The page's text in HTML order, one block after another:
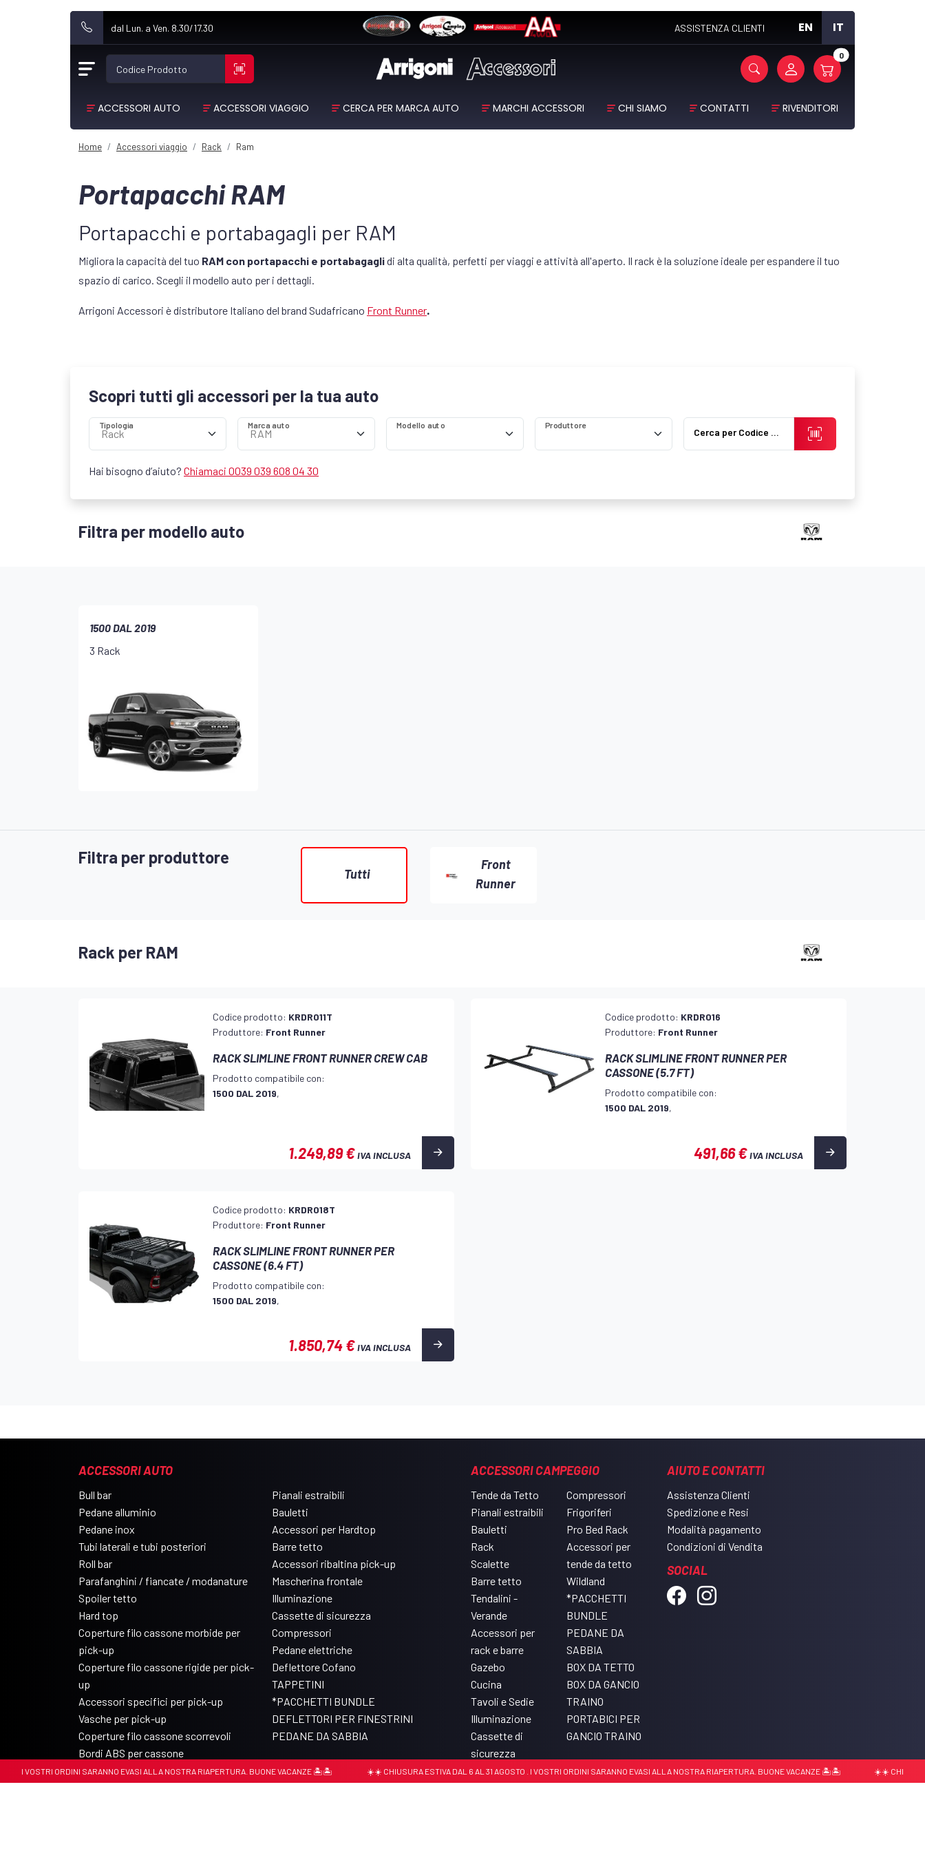
dal Lun. a Ven. 8.30/17.30 ASSISTENZA CLIENTI EN IT
Codice Prodotto
0
ACCESSORI AUTO ACCESSORI VIAGGIO CERCA PER MARCA AUTO MARCHI ACCESSORI CHI SIAMO CONTATTI RIVENDITORI
Home Accessori viaggio Rack Ram
Portapacchi RAM
Portapacchi e portabagagli per RAM
Migliora la capacità del tuo RAM con portapacchi e portabagaglidi alta qualità, perfetti per viaggi e attività all'aperto. Il rack è la soluzione ideale per espandere il tuo
spazio di carico. Scegli il modello auto per i dettagli.
Arrigoni Accessori è distributore Italiano del brand Sudafricano Front Runner.
Scopri tutti gli accessori per la tua auto
Tipologia Marca auto Modello auto Produttore
Cerca per Codice Prodotto
Hai bisogno d’aiuto? Chiamaci 0039 039 608 04 30
Filtra per modello auto
1500 DAL 2019
3 Rack
Filtra per produttore
Tutti
Front
Runner
Rack per RAM
Codice prodotto: KRDR011T
Produttore: Front Runner
RACK SLIMLINE FRONT RUNNER CREW CAB
Prodotto compatibile con:
1500 DAL 2019,
1.249,89 €IVA INCLUSA
Codice prodotto: KRDR016
Produttore: Front Runner
RACK SLIMLINE FRONT RUNNER PER
CASSONE (5.7 FT)
Prodotto compatibile con:
1500 DAL 2019,
491,66 €IVA INCLUSA
Codice prodotto: KRDR018T
Produttore: Front Runner
RACK SLIMLINE FRONT RUNNER PER
CASSONE (6.4 FT)
Prodotto compatibile con:
1500 DAL 2019,
1.850,74 €IVA INCLUSA
ACCESSORI AUTO
Bull bar
Pedane alluminio
Pedane inox
Tubi laterali e tubi posteriori
Roll bar
Parafanghini / fiancate / modanature
Spoiler tetto
Hard top
Coperture filo cassone morbide per
pick-up
Coperture filo cassone rigide per pick-
up
Accessori specifici per pick-up
Vasche per pick-up
Coperture filo cassone scorrevoli
Bordi ABS per cassone
Pianali estraibili
Bauletti
Accessori per Hardtop
Barre tetto
Accessori ribaltina pick-up
Mascherina frontale
Illuminazione
Cassette di sicurezza
Compressori
Pedane elettriche
Deflettore Cofano
TAPPETINI
*PACCHETTI BUNDLE
DEFLETTORI PER FINESTRINI
PEDANE DA SABBIA
ACCESSORI CAMPEGGIO
Tende da Tetto
Pianali estraibili
Bauletti
Rack
Scalette
Barre tetto
Tendalini -
Verande
Accessori per
rack e barre
Gazebo
Cucina
Tavoli e Sedie
Illuminazione
Cassette di
sicurezza
Accessori per Pro
Bed Rack
Compressori
Frigoriferi
Pro Bed Rack
Accessori per
tende da tetto
Wildland
*PACCHETTI
BUNDLE
PEDANE DA
SABBIA
BOX DA TETTO
BOX DA GANCIO
TRAINO
PORTABICI PER
GANCIO TRAINO
AIUTO E CONTATTI
Assistenza Clienti
Spedizione e Resi
Modalità pagamento
Condizioni di Vendita
SOCIAL
ORDINI SARANNO EVASI ALLA NOSTRA RIAPERTURA. BUONE VACANZE 🏝️🏝️ ☀️☀️ CHIUSURA ESTIVA DAL 6 AL 31 AGOSTO . I VOSTRI ORDINI SARANNO EVASI ALLA NOSTRA RIAPERTURA. BUONE VACANZE 🏝️🏝️ ☀️☀️ CHIUSURA